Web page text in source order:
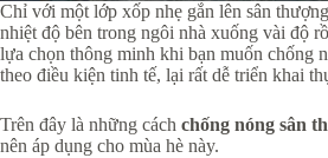
Chỉ với một lớp xốp nhẹ gắn lên sân
nhiệt độ bên trong ngôi nhà xuống vài độ
lựa chọn thông minh khi bạn muốn chống
theo điều kiện tinh tế, lại rất dễ triển khai
Trên đây là những cách chống nóng sân
nên áp dụng cho mùa hè này.